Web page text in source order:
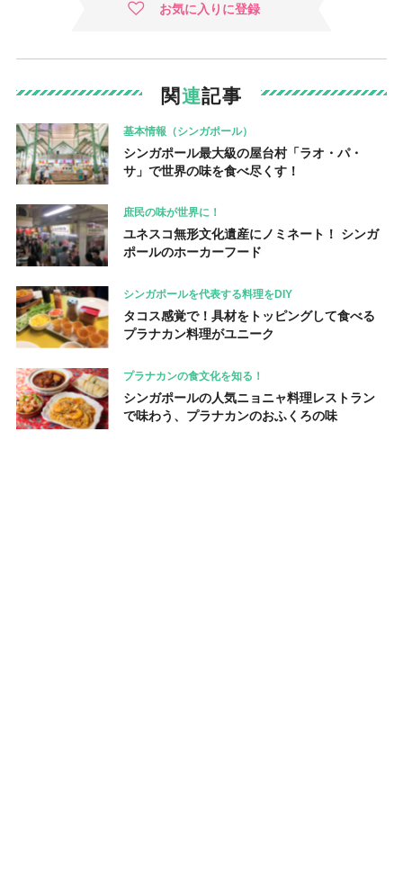
お気に入りに登録
関連記事
基本情報（シンガポール）
シンガポール最大級の屋台村「ラオ・パ・
サ」で世界の味を食べ尽くす！
庶民の味が世界に！
ユネスコ無形文化遺産にノミネート！ シンガ
ポールのホーカーフード
シンガポールを代表する料理をDIY
タコス感覚で！具材をトッピングして食べる
プラナカン料理がユニーク
プラナカンの食文化を知る！
シンガポールの人気ニョニャ料理レストラン
で味わう、プラナカンのおふくろの味